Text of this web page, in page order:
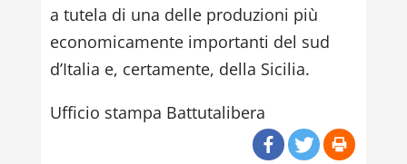
a tutela di una delle produzioni più
economicamente importanti del sud
d’Italia e, certamente, della Sicilia.
Ufficio stampa Battutalibera